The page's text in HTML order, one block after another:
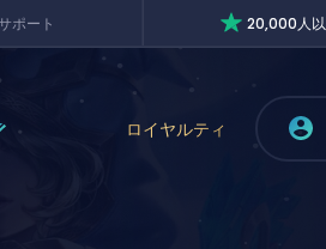
ポート 20,000人
ロイヤルティ